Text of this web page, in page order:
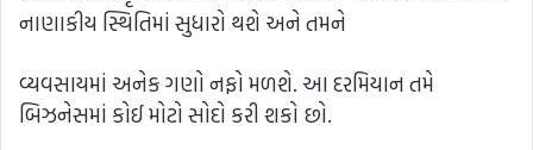
નાણાકીય સ્થિતિમાં સુધારો થશે અને તમને
વ્યવસાયમાં અનેક ગણો નફો મળશે. આ દરમિયાન તમે
બિઝનેસમાં કોઈ મોટો સોદો કરી શકો છો.